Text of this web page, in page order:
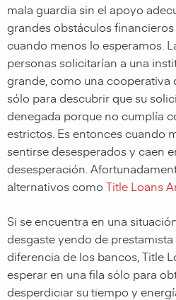
mala guardia sin el apoyo
grandes obstáculos
cuando menos lo esperamos.
personas solicitarían a una
grande, como una cooperativa
sólo para descubrir que su
denegada porque no cumplía
estrictos. Es entonces cuando
sentirse desesperados y caen
desesperación.
alternativos como Title Loans
Si se encuentra en una
desgaste yendo de
diferencia de los bancos, Title
esperar en una fila sólo para
desperdiciar su tiempo y